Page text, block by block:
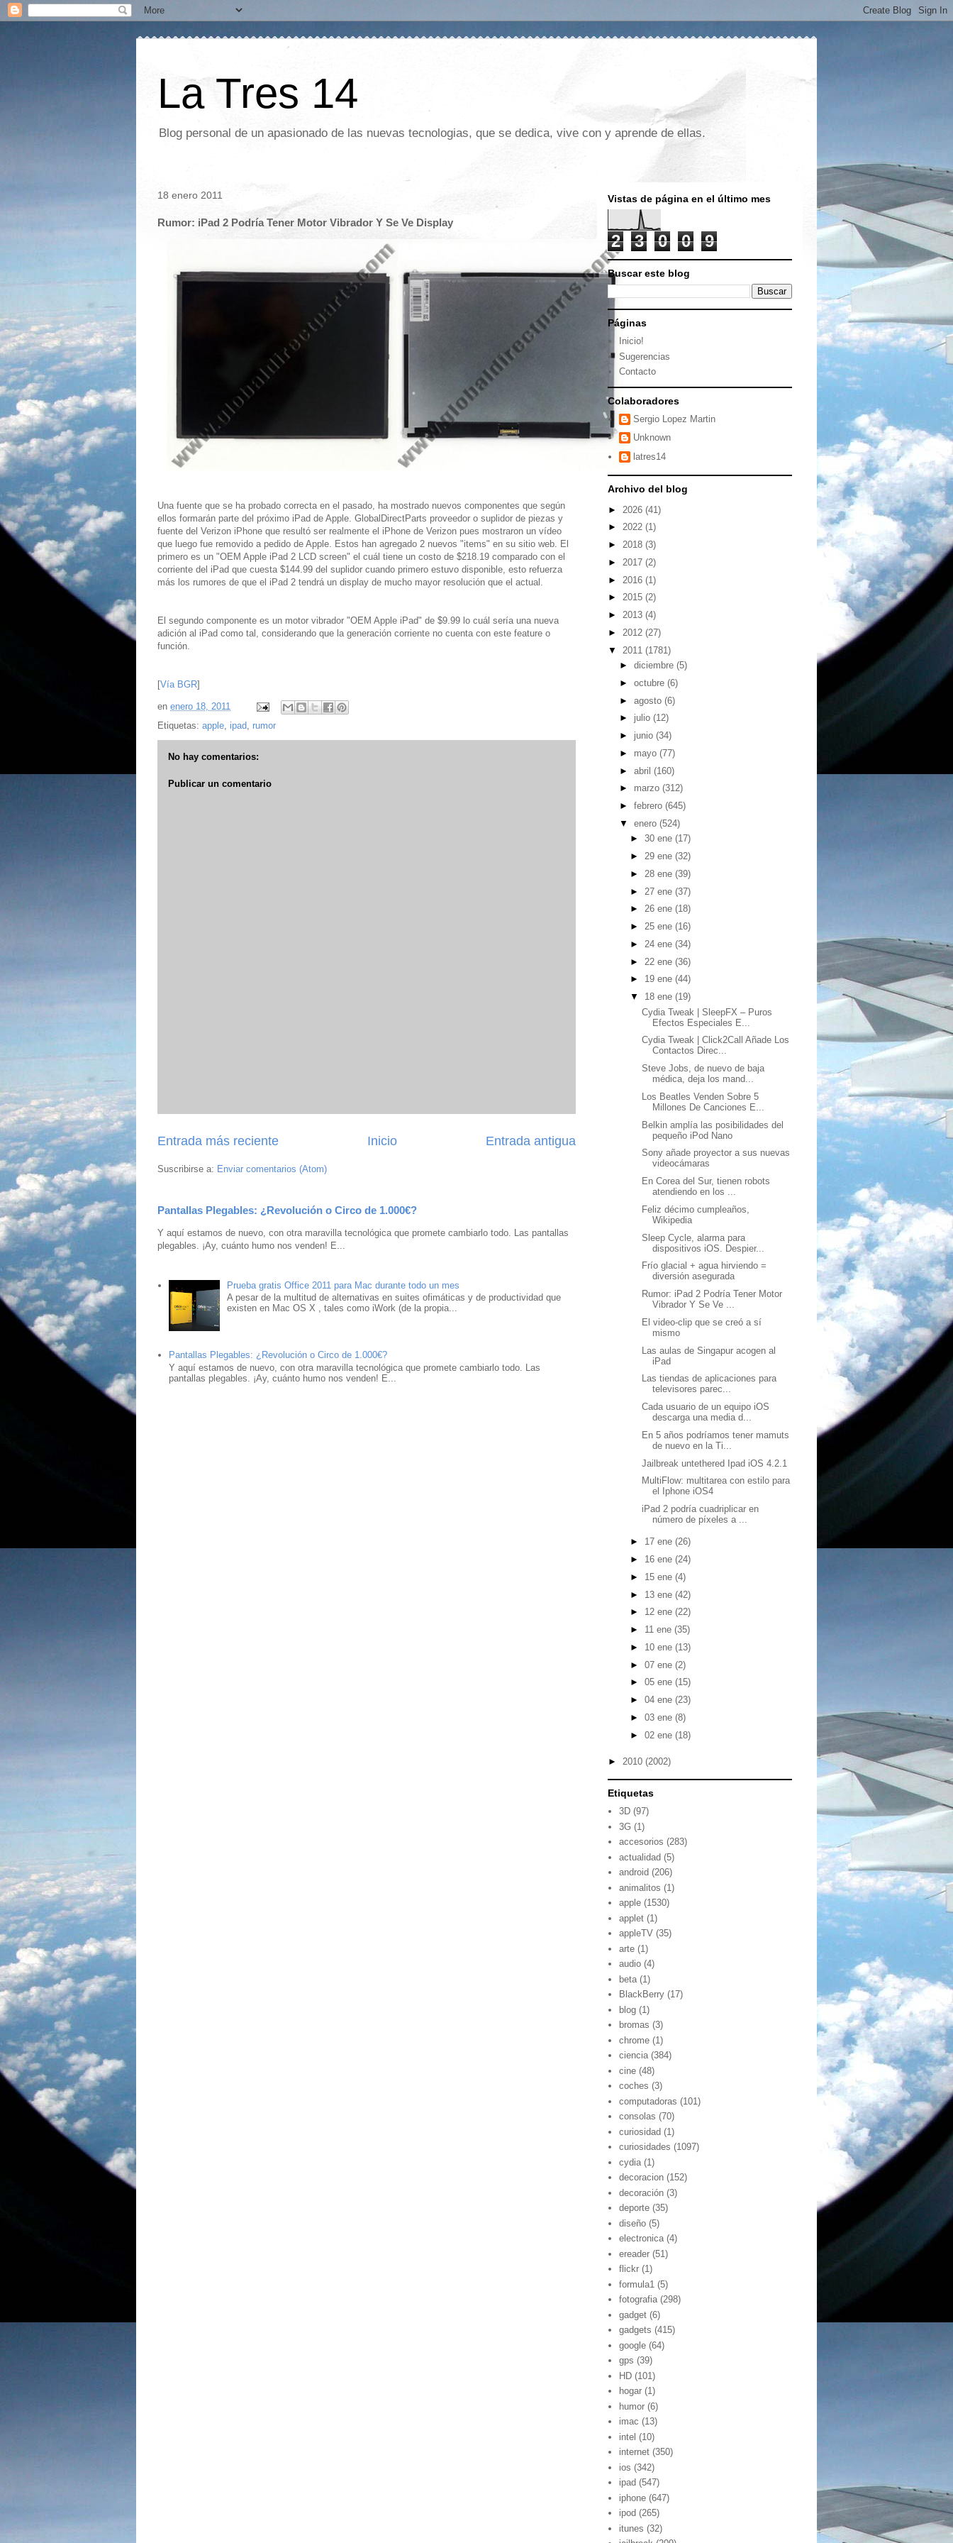
La Tres 14
Blog personal de un apasionado de las nuevas tecnologias, que se dedica, vive con y aprende de ellas.
18 enero 2011
Rumor: iPad 2 Podría Tener Motor Vibrador Y Se Ve Display
Una fuente que se ha probado correcta en el pasado, ha mostrado nuevos componentes que según
ellos formarán parte del próximo iPad de Apple. GlobalDirectParts proveedor o suplidor de piezas y
fuente del Verizon iPhone que resultó ser realmente el iPhone de Verizon pues mostraron un vídeo
que luego fue removido a pedido de Apple. Estos han agregado 2 nuevos "items" en su sitio web. El
primero es un "OEM Apple iPad 2 LCD screen" el cuál tiene un costo de $218.19 comparado con el
corriente del iPad que cuesta $144.99 del suplidor cuando primero estuvo disponible, esto refuerza
más los rumores de que el iPad 2 tendrá un display de mucho mayor resolución que el actual.
El segundo componente es un motor vibrador "OEM Apple iPad" de $9.99 lo cuál sería una nueva
adición al iPad como tal, considerando que la generación corriente no cuenta con este feature o
función.
[Vía BGR]
en enero 18, 2011
Etiquetas: apple, ipad, rumor
No hay comentarios:
Publicar un comentario
Entrada más reciente Entrada antigua
Inicio
Suscribirse a: Enviar comentarios (Atom)
Pantallas Plegables: ¿Revolución o Circo de 1.000€?
Y aquí estamos de nuevo, con otra maravilla tecnológica que promete cambiarlo todo. Las pantallas
plegables. ¡Ay, cuánto humo nos venden! E...
Prueba gratis Office 2011 para Mac durante todo un mes
A pesar de la multitud de alternativas en suites ofimáticas y de productividad que
existen en Mac OS X , tales como iWork (de la propia...
Pantallas Plegables: ¿Revolución o Circo de 1.000€?
Y aquí estamos de nuevo, con otra maravilla tecnológica que promete cambiarlo todo. Las
pantallas plegables. ¡Ay, cuánto humo nos venden! E...
Vistas de página en el último mes
2 3 0 0 9
Buscar este blog
Páginas
Inicio!
Sugerencias
Contacto
Colaboradores
Sergio Lopez Martin
Unknown
latres14
Archivo del blog
► 2026 (41)
► 2022 (1)
► 2018 (3)
► 2017 (2)
► 2016 (1)
► 2015 (2)
► 2013 (4)
► 2012 (27)
▼ 2011 (1781)
► diciembre (5)
► octubre (6)
► agosto (6)
► julio (12)
► junio (34)
► mayo (77)
► abril (160)
► marzo (312)
► febrero (645)
▼ enero (524)
►30 ene(17)
►29 ene(32)
► 28 ene(39)
► 27 ene(37)
►26 ene(18)
►25 ene(16)
► 24 ene(34)
► 22 ene(36)
► 19 ene(44)
▼ 18 ene(19)
Cydia Tweak | SleepFX – Puros
Efectos Especiales E...
Cydia Tweak | Click2Call Añade Los
Contactos Direc...
Steve Jobs, de nuevo de baja
médica, deja los mand...
Los Beatles Venden Sobre 5
Millones De Canciones E...
Belkin amplía las posibilidades del
pequeño iPod Nano
Sony añade proyector a sus nuevas
videocámaras
En Corea del Sur, tienen robots
atendiendo en los ...
Feliz décimo cumpleaños,
Wikipedia
Sleep Cycle, alarma para
dispositivos iOS. Despier...
Frío glacial + agua hirviendo =
diversión asegurada
Rumor: iPad 2 Podría Tener Motor
Vibrador Y Se Ve ...
El video-clip que se creó a sí
mismo
Las aulas de Singapur acogen al
iPad
Las tiendas de aplicaciones para
televisores parec...
Cada usuario de un equipo iOS
descarga una media d...
En 5 años podríamos tener mamuts
de nuevo en la Ti...
Jailbreak untethered Ipad iOS 4.2.1
MultiFlow: multitarea con estilo para
el Iphone iOS4
iPad 2 podría cuadriplicar en
número de píxeles a ...
► 17 ene(26)
► 16 ene(24)
► 15 ene(4)
► 13 ene(42)
► 12 ene(22)
► 11 ene(35)
► 10 ene(13)
►07 ene(2)
►05 ene(15)
►04 ene(23)
►03 ene(8)
►02 ene(18)
► 2010 (2002)
Etiquetas
3D (97)
3G (1)
accesorios (283)
actualidad (5)
android (206)
animalitos (1)
apple (1530)
applet (1)
appleTV (35)
arte (1)
audio (4)
beta (1)
BlackBerry (17)
blog (1)
bromas (3)
chrome (1)
ciencia (384)
cine (48)
coches (3)
computadoras (101)
consolas (70)
curiosidad (1)
curiosidades (1097)
cydia (1)
decoracion (152)
decoración (3)
deporte (35)
diseño (5)
electronica (4)
ereader (51)
flickr (1)
formula1 (5)
fotografia (298)
gadget (6)
gadgets (415)
google (64)
gps (39)
HD (101)
hogar (1)
humor (6)
imac (13)
intel (10)
internet (350)
ios (342)
ipad (547)
iphone (647)
ipod (265)
itunes (32)